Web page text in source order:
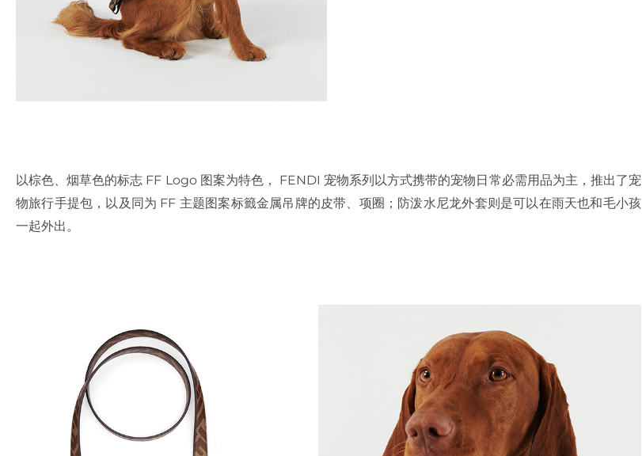
以棕色、烟草色的标志 FF Logo 图案为特色， FENDI 宠物系列以方式携带的宠物日常必需用品为主，推出了宠
物旅行手提包，以及同为 FF 主题图案标籤金属吊牌的皮带、项圈；防泼水尼龙外套则是可以在雨天也和毛小孩
一起外出。